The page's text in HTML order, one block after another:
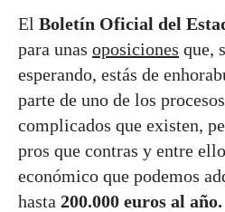
El Boletín Oficial del
para unas oposiciones que,
esperando, estás de
parte de uno de los
complicados que existen,
pros que contras y entre
económico que podemos
hasta 200.000 euros al año.